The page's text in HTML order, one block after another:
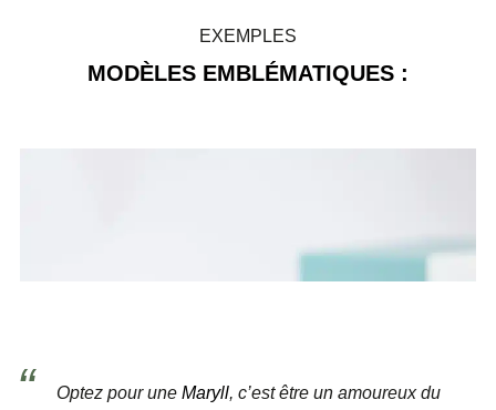
MODÈLES EMBLÉMATIQUES :
EXEMPLES
Optez pour une Maryll, c’est être un amoureux du